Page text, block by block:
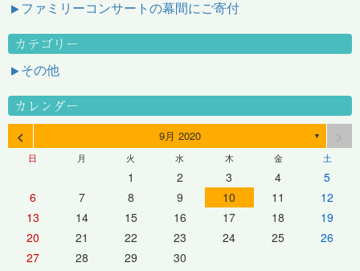
ファミリーコンサートの幕間にご寄付
カテゴリー
その他
カレンダー
< 9月 2020 ▼
日 月 火 水 木 金 土
1 2 3 4
5
6
7 8 9 10 11
12
13
14 15 16 17 18
19
20
21 22 23 24 25
26
27
28 29 30